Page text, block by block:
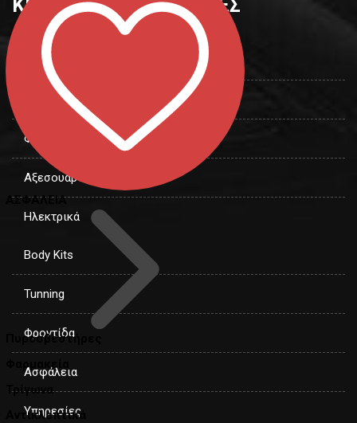
ΑΣΦΑΛΕΙΑ
Πυροσβεστήρες
Φαρμακεία
Τρίγωνα
Αντικλεπτικά
ΚΕΝΤΡΙΚΕΣ ΚΑΤΗΓΟΡΙΕΣ
Εσωτ. αυτοκινήτου
Εξωτ. αυτοκινήτου
Φωτισμός
Αξεσουάρ
Ηλεκτρικά
Body Kits
Tunning
Φροντίδα
Ασφάλεια
Υπηρεσίες